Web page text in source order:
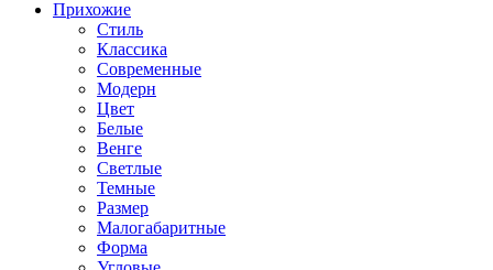
Прихожие
Стиль
Классика
Современные
Модерн
Цвет
Белые
Венге
Светлые
Темные
Размер
Малогабаритные
Форма